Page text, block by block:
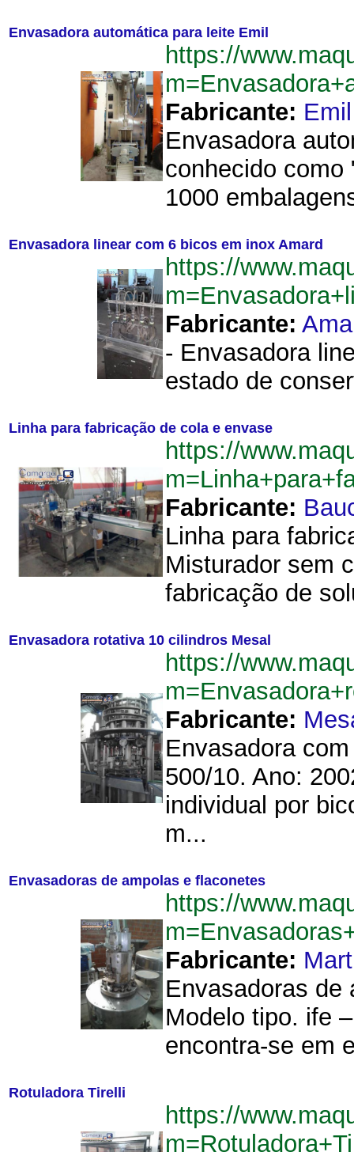
Envasadora automática para leite Emil
https://
Fabricante: Emil
Envasadora
conhecido
1000
Envasadora linear com 6 bicos em inox Amard
https://
Fabricante:
- Envasadora
estado de
Linha para fabricação de cola e envase
https://
Fabricante:
Linha para
Misturador sem
fabricação de
Envasadora rotativa 10 cilindros Mesal
https://
Fabricante:
Envasadora
500/10. Ano:
individual por
m...
Envasadoras de ampolas e flaconetes
https://
Fabricante:
Envasadoras de
Modelo tipo. ife
encontra-se em
Rotuladora Tirelli
https://